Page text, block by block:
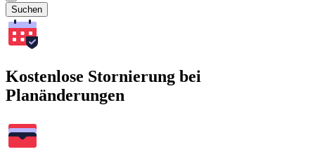
Suchen
Kostenlose Stornierung bei
Planänderungen